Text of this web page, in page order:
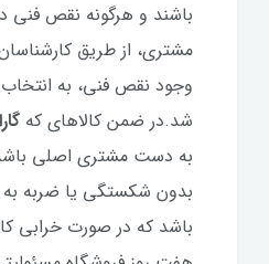
باشند و هرگونه نقص
مشتری، از طریق
وجود نقص فنی، به
شد.در ضمن کالاهای که
به دست مشتری اصلی باشد
بدون شکستگی یا ضربه
باشد که در صورت خرابی